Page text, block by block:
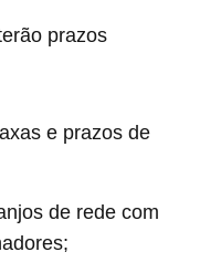
prazos
e prazos de
de rede com